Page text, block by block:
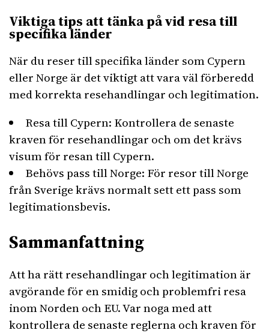
Viktiga tips att tänka på vid resa till
specifika länder
När du reser till specifika länder som Cypern
eller Norge är det viktigt att vara väl förberedd
med korrekta resehandlingar och legitimation.
Resa till Cypern: Kontrollera de senaste
kraven för resehandlingar och om det krävs
visum för resan till Cypern.
Behövs pass till Norge: För resor till Norge
från Sverige krävs normalt sett ett pass som
legitimationsbevis.
Sammanfattning
Att ha rätt resehandlingar och legitimation är
avgörande för en smidig och problemfri resa
inom Norden och EU. Var noga med att
kontrollera de senaste reglerna och kraven för